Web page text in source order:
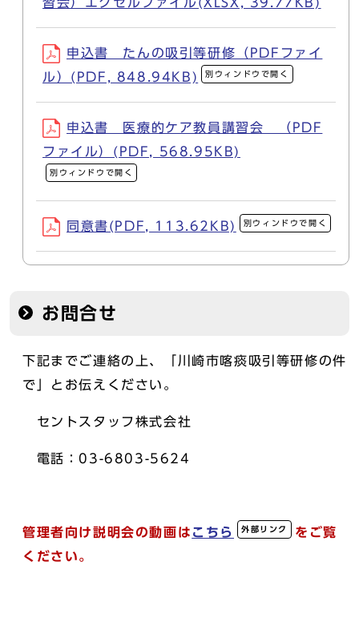
申込書 たんの吸引等研修（PDFファイ
ル）(PDF, 848.94KB)
別ウィンドウで開く
申込書 医療的ケア教員講習会 （PDF
ファイル）(PDF, 568.95KB)
別ウィンドウで開く
同意書(PDF, 113.62KB) 別ウィンドウで開く
お問合せ
下記までご連絡の上、「川崎市喀痰吸引等研修の件
で」とお伝えください。
セントスタッフ株式会社
電話：03-6803-5624
管理者向け説明会の動画は こちら 外部リンク
をご覧
ください。